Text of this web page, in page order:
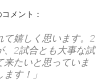
メント：
て嬉しく思います。2
2試合とも大事な試
たいと思っていま
す！」